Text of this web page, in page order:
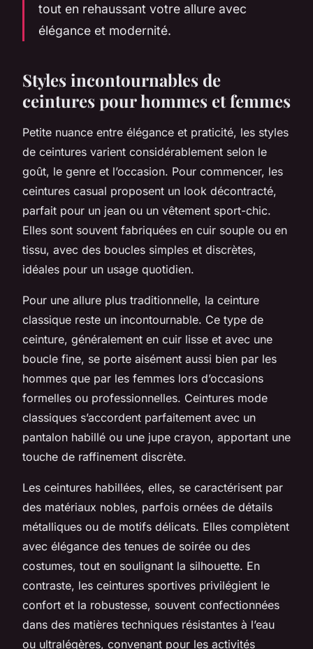
tout en rehaussant votre allure avec
élégance et modernité.
Styles incontournables de
ceintures pour hommes et femmes
Petite nuance entre élégance et praticité, les styles
de ceintures varient considérablement selon le
goût, le genre et l’occasion. Pour commencer, les
ceintures casual proposent un look décontracté,
parfait pour un jean ou un vêtement sport-chic.
Elles sont souvent fabriquées en cuir souple ou en
tissu, avec des boucles simples et discrètes,
idéales pour un usage quotidien.
Pour une allure plus traditionnelle, la ceinture
classique reste un incontournable. Ce type de
ceinture, généralement en cuir lisse et avec une
boucle fine, se porte aisément aussi bien par les
hommes que par les femmes lors d’occasions
formelles ou professionnelles. Ceintures mode
classiques s’accordent parfaitement avec un
pantalon habillé ou une jupe crayon, apportant une
touche de raffinement discrète.
Les ceintures habillées, elles, se caractérisent par
des matériaux nobles, parfois ornées de détails
métalliques ou de motifs délicats. Elles complètent
avec élégance des tenues de soirée ou des
costumes, tout en soulignant la silhouette. En
contraste, les ceintures sportives privilégient le
confort et la robustesse, souvent confectionnées
dans des matières techniques résistantes à l’eau
ou ultralégères, convenant pour les activités